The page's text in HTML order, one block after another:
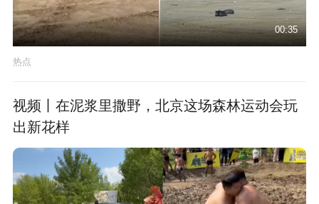
00:35
热点
视频丨在泥浆里撒野，北京这场森林运动会玩
出新花样